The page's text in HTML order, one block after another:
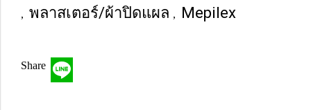
, พลาสเตอร์/ผ้าปิดแผล , Mepilex
Share